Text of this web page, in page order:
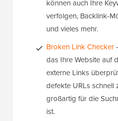
können auch Ihre
verfolgen, Backlink-
und vieles mehr.
Broken Link Checker
das Ihre Website auf
externe Links
defekte URLs schnell
großartig für die
ist.